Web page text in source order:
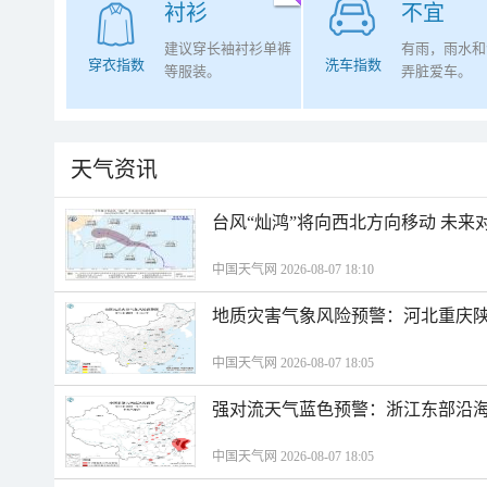
衬衫
穿衣指数
建议穿长袖衬衫单裤
等服装。
不宜
洗车指数
有雨，雨水
弄脏爱车。
天气资讯
台风“灿鸿”将向西北方向移动 未来
中国天气网 2026-08-07 18:10
地质灾害气象风险预警：河北重庆
中国天气网 2026-08-07 18:05
强对流天气蓝色预警：浙江东部沿
中国天气网 2026-08-07 18:05